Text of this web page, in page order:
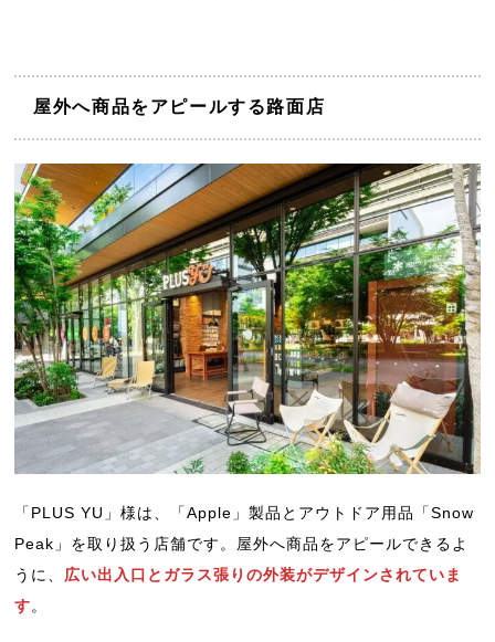
屋外へ商品をアピールする路面店
「PLUS YU」様は、「Apple」製品とアウトドア用品「Snow
Peak」を取り扱う店舗です。屋外へ商品をアピールできるよ
うに、 広い出入口とガラス張りの外装がデザインされていま
す。